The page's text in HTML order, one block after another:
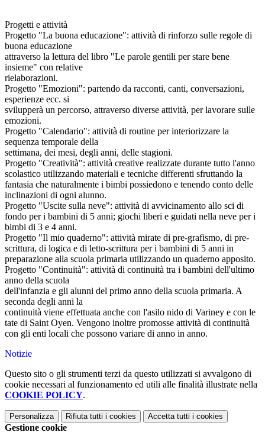
Progetti e attività
Progetto "La buona educazione": attività di rinforzo sulle regole di
buona educazione
attraverso la lettura del libro "Le parole gentili per stare bene
insieme" con relative
rielaborazioni.
Progetto "Emozioni": partendo da racconti, canti, conversazioni,
esperienze ecc. si
svilupperà un percorso, attraverso diverse attività, per lavorare sulle
emozioni.
Progetto "Calendario": attività di routine per interiorizzare la
sequenza temporale della
settimana, dei mesi, degli anni, delle stagioni.
Progetto "Creatività": attività creative realizzate durante tutto l'anno
scolastico utilizzando materiali e tecniche differenti sfruttando la
fantasia che naturalmente i bimbi possiedono e tenendo conto delle
inclinazioni di ogni alunno.
Progetto "Uscite sulla neve": attività di avvicinamento allo sci di
fondo per i bambini di 5 anni; giochi liberi e guidati nella neve per i
bimbi di 3 e 4 anni.
Progetto "Il mio quaderno": attività mirate di pre-grafismo, di pre-
scrittura, di logica e di letto-scrittura per i bambini di 5 anni in
preparazione alla scuola primaria utilizzando un quaderno apposito.
Progetto "Continuità": attività di continuità tra i bambini dell'ultimo
anno della scuola
dell'infanzia e gli alunni del primo anno della scuola primaria. A
seconda degli anni la
continuità viene effettuata anche con l'asilo nido di Variney e con le
tate di Saint Oyen. Vengono inoltre promosse attività di continuità
con gli enti locali che possono variare di anno in anno.
Notizie
Questo sito o gli strumenti terzi da questo utilizzati si avvalgono di
cookie necessari al funzionamento ed utili alle finalità illustrate nella
COOKIE POLICY.
Personalizza Rifiuta tutti i cookies Accetta tutti i cookies
Gestione cookie